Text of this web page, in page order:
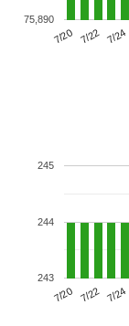
7/20 7/22 7/24
75,890
7/20 7/22 7/24
243
244
245